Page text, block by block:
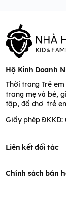
Hộ Kinh Doanh
Thời trang Trẻ
trang mẹ và bé,
tập, đồ chơi trẻ
Giấy phép ĐKKD:
Liên kết đối tác
Chính sách bán